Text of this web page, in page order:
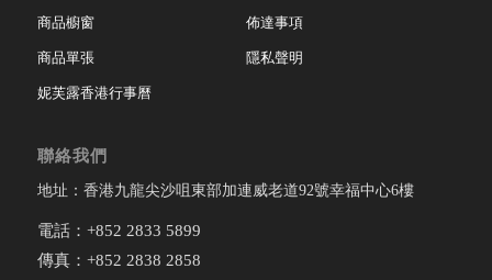
商品櫥窗
商品單張
妮芙露香港行事曆
佈達事項
隱私聲明
聯絡我們
地址：香港九龍尖沙咀東部加連威老道92號幸福中心6樓
電話：+852 2833 5899
傳真：+852 2838 2858